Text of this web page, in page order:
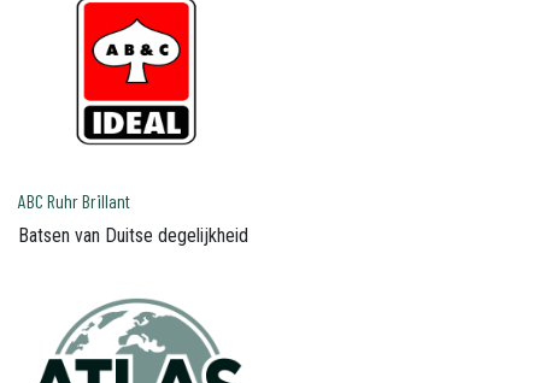
ABC Ruhr Brillant
Batsen van Duitse degelijkheid